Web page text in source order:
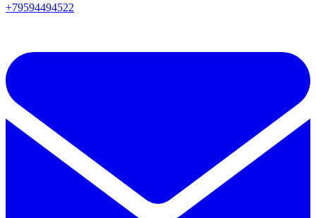
+79594494522